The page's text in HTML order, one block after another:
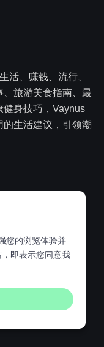
活、赚钱、流行、
旅游美食指南、最
健身技巧，Vaynus
生活建议，引领潮
您的浏览体验并
即表示您同意我